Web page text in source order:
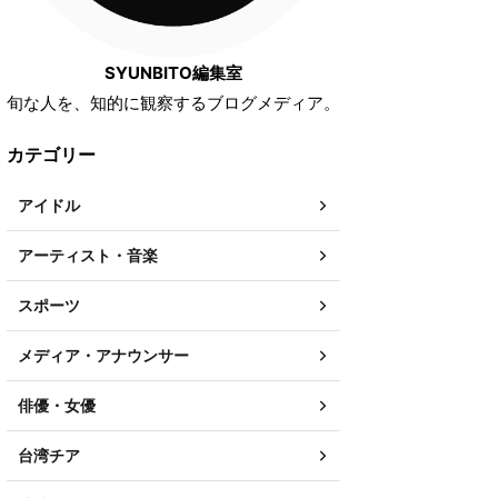
SYUNBITO編集室
旬な人を、知的に観察するブログメディア。
カテゴリー
アイドル
アーティスト・音楽
スポーツ
メディア・アナウンサー
俳優・女優
台湾チア